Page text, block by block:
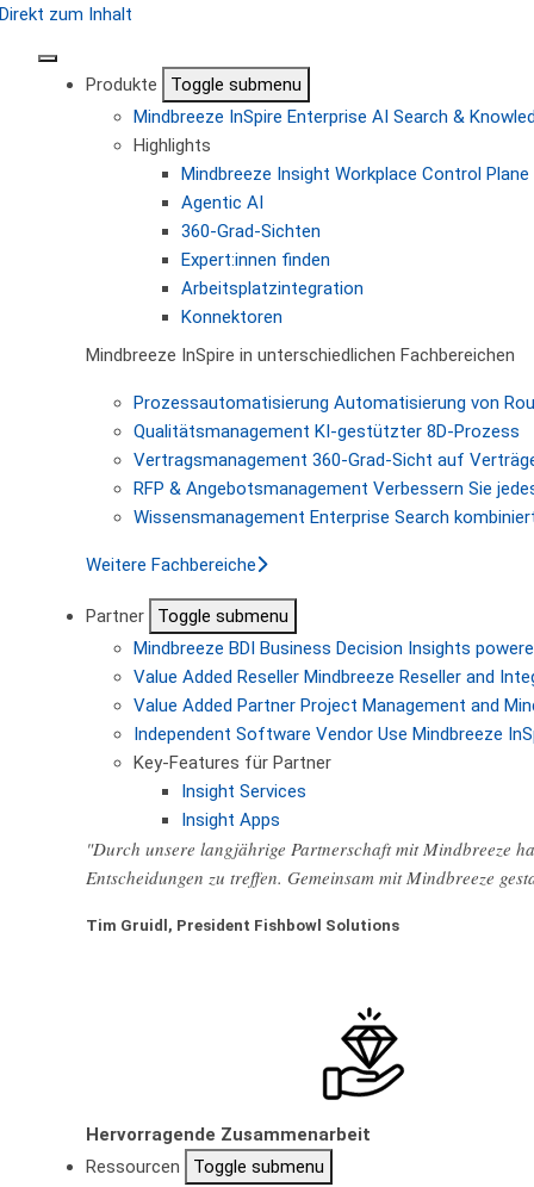
Direkt zum Inhalt
Produkte
Toggle submenu
Mindbreeze InSpire Enterprise AI Search &
Highlights
Mindbreeze Insight Workplace Control
Agentic AI
360-Grad-Sichten
Expert:innen finden
Arbeitsplatzintegration
Konnektoren
Mindbreeze InSpire in unterschiedlichen Fachbereichen
Prozessautomatisierung Automatisierung von
Qualitätsmanagement KI-gestützter 8D-Prozess
Vertragsmanagement 360-Grad-Sicht auf
RFP & Angebotsmanagement Verbessern Sie
Wissensmanagement Enterprise Search
Weitere Fachbereiche
Partner
Toggle submenu
Mindbreeze BDI Business Decision Insights
Value Added Reseller Mindbreeze Reseller and
Value Added Partner Project Management and
Independent Software Vendor Use Mindbreeze
Key-Features für Partner
Insight Services
Insight Apps
"Durch unsere langjährige Partnerschaft mit Mindbreeze
Entscheidungen zu treffen. Gemeinsam mit Mindbreeze
Tim Gruidl, President Fishbowl Solutions
Hervorragende Zusammenarbeit
Ressourcen
Toggle submenu